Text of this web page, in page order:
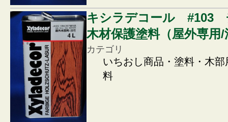
キシラデコール #103
木材保護塗料（屋外専
カテゴリ
いちおし商品・塗料・木
料